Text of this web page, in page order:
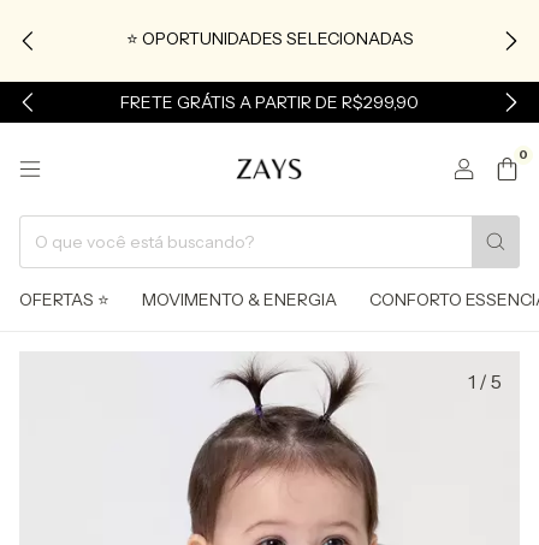
⭐ OPORTUNIDADES SELECIONADAS
FRETE GRÁTIS A PARTIR DE R$299,90
0
OFERTAS ⭐ MOVIMENTO & ENERGIA CONFORTO
1 / 5